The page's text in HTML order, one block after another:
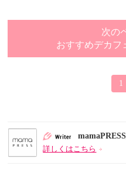
次の
おすすめデカフ
1
詳しくはこちら